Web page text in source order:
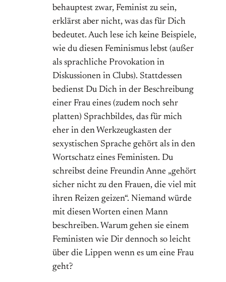
behauptest zwar, Feminist zu sein,
erklärst aber nicht, was das für Dich
bedeutet. Auch lese ich keine Beispiele,
wie du diesen Feminismus lebst (außer
als sprachliche Provokation in
Diskussionen in Clubs). Stattdessen
bedienst Du Dich in der Beschreibung
einer Frau eines (zudem noch sehr
platten) Sprachbildes, das für mich
eher in den Werkzeugkasten der
sexystischen Sprache gehört als in den
Wortschatz eines Feministen. Du
schreibst deine Freundin Anne „gehört
sicher nicht zu den Frauen, die viel mit
ihren Reizen geizen“. Niemand würde
mit diesen Worten einen Mann
beschreiben. Warum gehen sie einem
Feministen wie Dir dennoch so leicht
über die Lippen wenn es um eine Frau
geht?